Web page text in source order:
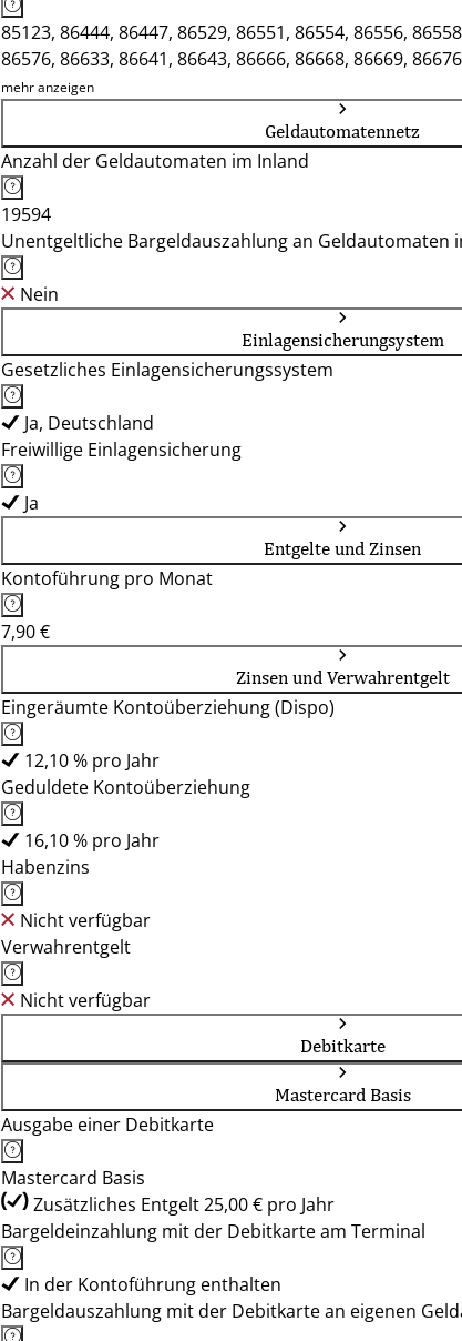
85123, 86444, 86447, 86529, 86551, 86554, 86556,
86576, 86633, 86641, 86643, 86666, 86668, 86669,
mehr anzeigen
Geldautomatennetz
Anzahl der Geldautomaten im Inland
19594
Unentgeltliche Bargeldauszahlung an Geldautomaten
Nein
Einlagensicherungsystem
Gesetzliches Einlagensicherungssystem
Ja, Deutschland
Freiwillige Einlagensicherung
Ja
Entgelte und Zinsen
Kontoführung pro Monat
7,90 €
Zinsen und Verwahrentgelt
Eingeräumte Kontoüberziehung (Dispo)
12,10 % pro Jahr
Geduldete Kontoüberziehung
16,10 % pro Jahr
Habenzins
Nicht verfügbar
Verwahrentgelt
Nicht verfügbar
Debitkarte
Mastercard Basis
Ausgabe einer Debitkarte
Mastercard Basis
Zusätzliches Entgelt 25,00 € pro Jahr
Bargeldeinzahlung mit der Debitkarte am Terminal
In der Kontoführung enthalten
Bargeldauszahlung mit der Debitkarte an eigenen